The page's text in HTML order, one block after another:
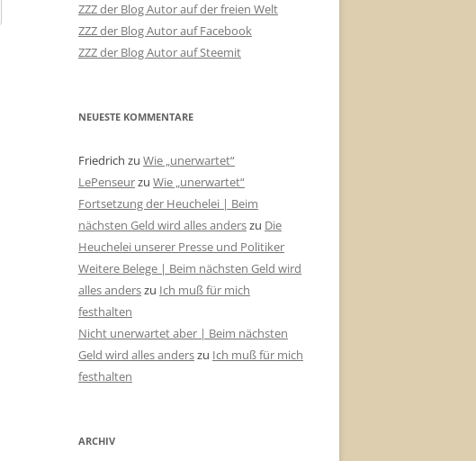
ZZZ der Blog Autor auf der freien Welt
ZZZ der Blog Autor auf Facebook
ZZZ der Blog Autor auf Steemit
NEUESTE KOMMENTARE
Friedrich zu Wie „unerwartet“
LePenseurzu Wie „unerwartet“
Fortsetzung der Heuchelei | Beim
nächsten Geld wird alles anderszu Die
Heuchelei unserer Presse und Politiker
Weitere Belege | Beim nächsten Geld wird
alles anderszu Ich muß für mich
festhalten
Nicht unerwartet aber | Beim nächsten
Geld wird alles anderszu Ich muß für mich
festhalten
ARCHIV